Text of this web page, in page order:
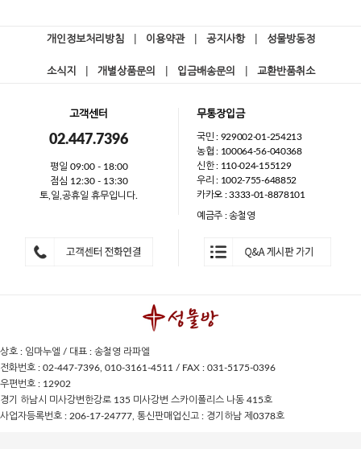
개인정보처리방침 이용약관 공지사항 성물방동정
소식지 개별상품문의 입금배송문의 교환반품취소
고객센터
02.447.7396
평일 09:00 - 18:00
점심 12:30 - 13:30
토,일,공휴일 휴무입니다.
무통장입금
국민 : 929002-01-254213
농협 : 100064-56-040368
신한 : 110-024-155129
우리 : 1002-755-648852
카카오 : 3333-01-8878101
예금주 : 송철영
상호 : 임마누엘 / 대표 : 송철영 라파엘
전화번호 : 02-447-7396, 010-3161-4511 / FAX : 031-5175-0396
우편번호 : 12902
경기 하남시 미사강변한강로 135 미사강변 스카이폴리스 나동 415호
사업자등록번호 : 206-17-24777, 통신판매업신고 : 경기하남 제0378호